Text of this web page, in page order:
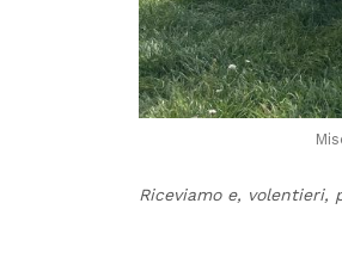
Riceviamo e, volentieri,